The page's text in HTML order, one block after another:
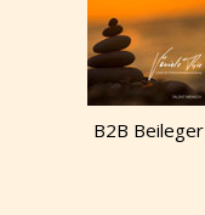
B2B Beileger